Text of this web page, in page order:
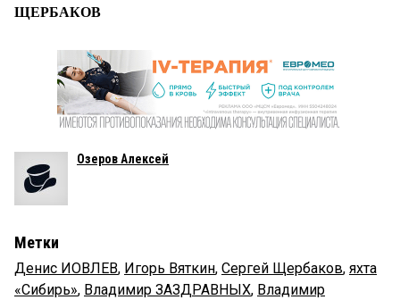
ЩЕРБАКОВ
Озеров Алексей
Метки
Денис ИОВЛЕВ, Игорь Вяткин, Сергей Щербаков, яхта
«Сибирь», Владимир ЗАЗДРАВНЫХ, Владимир